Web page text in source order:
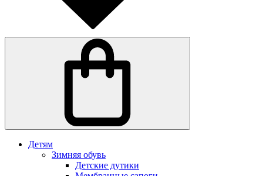
Детям
Зимняя обувь
Детские дутики